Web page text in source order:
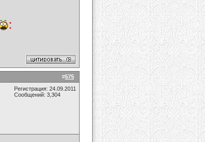
:
#575
Регистрация: 24.09.2011
Сообщений: 3,304